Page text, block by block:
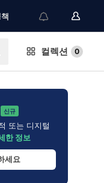
컬렉션 0
신규
또는 디지털
한 정보
세요